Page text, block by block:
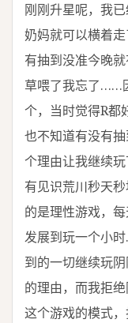
刚刚升星呢，我
奶妈就可以横着
有抽到没准今晚
草喂了我忘了……
个，当时觉得R都
也不知道有没有
个理由让我继续
有见识荒川秒天
的是理性游戏，
发展到玩一个小
到的一切继续玩
的理由，而我拒
这个游戏的模式